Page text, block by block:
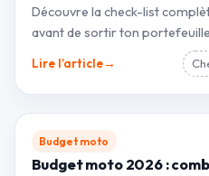
Découvre la check-list
avant de sortir ton
Lire l’article→
Budget moto
Budget moto 2026 :